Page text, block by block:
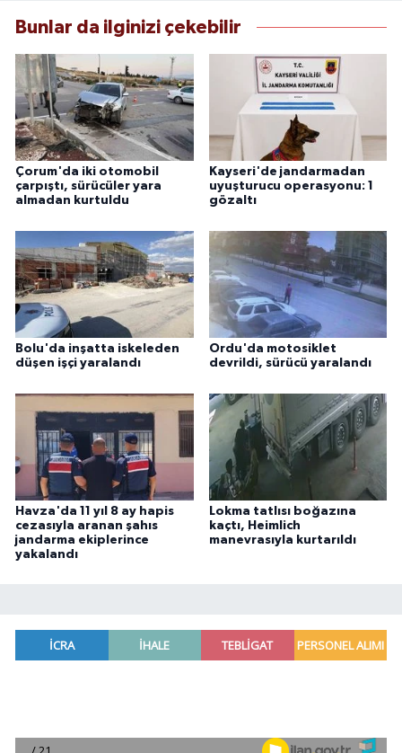
Bunlar da ilginizi çekebilir
Çorum'da iki otomobil
çarpıştı, sürücüler yara
almadan kurtuldu
Kayseri'de jandarmadan
uyuşturucu operasyonu: 1
gözaltı
Bolu'da inşatta iskeleden
düşen işçi yaralandı
Ordu'da motosiklet
devrildi, sürücü yaralandı
Havza'da 11 yıl 8 ay hapis
cezasıyla aranan şahıs
jandarma ekiplerince
yakalandı
Lokma tatlısı boğazına
kaçtı, Heimlich
manevrasıyla kurtarıldı